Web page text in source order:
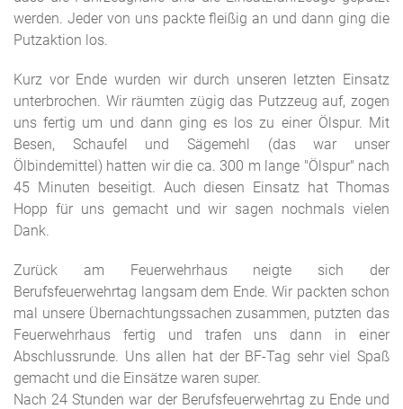
werden. Jeder von uns packte fleißig an und dann ging die
Putzaktion los.
Kurz vor Ende wurden wir durch unseren letzten Einsatz
unterbrochen. Wir räumten zügig das Putzzeug auf, zogen
uns fertig um und dann ging es los zu einer Ölspur. Mit
Besen, Schaufel und Sägemehl (das war unser
Ölbindemittel) hatten wir die ca. 300 m lange "Ölspur" nach
45 Minuten beseitigt. Auch diesen Einsatz hat Thomas
Hopp für uns gemacht und wir sagen nochmals vielen
Dank.
Zurück am Feuerwehrhaus neigte sich der
Berufsfeuerwehrtag langsam dem Ende. Wir packten schon
mal unsere Übernachtungssachen zusammen, putzten das
Feuerwehrhaus fertig und trafen uns dann in einer
Abschlussrunde. Uns allen hat der BF-Tag sehr viel Spaß
gemacht und die Einsätze waren super.
Nach 24 Stunden war der Berufsfeuerwehrtag zu Ende und